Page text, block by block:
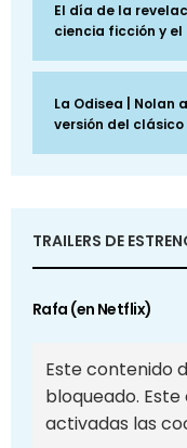
El día de la
ciencia ficción y el
La Odisea | Nolan
versión del
TRAILERS DE
Rafa (en Netflix)
Este contenido
bloqueado.
activadas las